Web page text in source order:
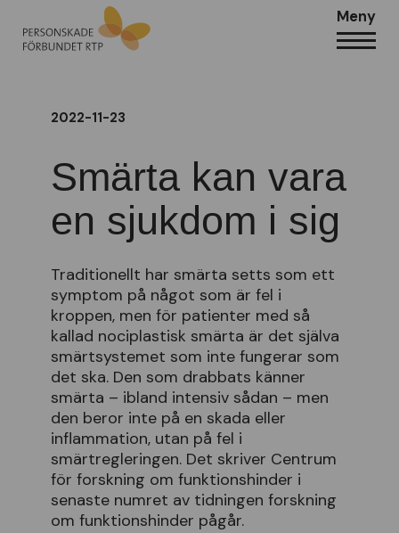
Meny
2022-11-23
Smärta kan vara
en sjukdom i sig
Traditionellt har smärta setts som ett
symptom på något som är fel i
kroppen, men för patienter med så
kallad nociplastisk smärta är det själva
smärtsystemet som inte fungerar som
det ska. Den som drabbats känner
smärta – ibland intensiv sådan – men
den beror inte på en skada eller
inflammation, utan på fel i
smärtregleringen. Det skriver Centrum
för forskning om funktionshinder i
senaste numret av tidningen forskning
om funktionshinder pågår.